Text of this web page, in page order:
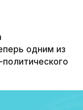
одним из